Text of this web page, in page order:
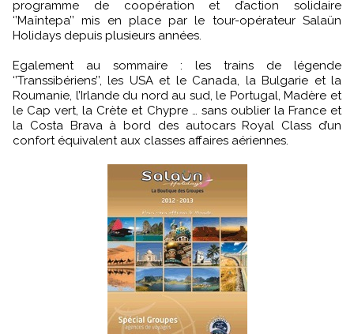
programme de coopération et d’action solidaire
‘’Maïntepa’’ mis en place par le tour-opérateur Salaün
Holidays depuis plusieurs années.
Egalement au sommaire : les trains de légende
‘’Transsibériens’’, les USA et le Canada, la Bulgarie et la
Roumanie, l’Irlande du nord au sud, le Portugal, Madère et
le Cap vert, la Crète et Chypre … sans oublier la France et
la Costa Brava à bord des autocars Royal Class d’un
confort équivalent aux classes affaires aériennes.